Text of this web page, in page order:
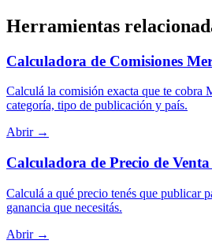
Herramientas
Calculadora de Comisiones
Calculá la comisión exacta que te cobra
categoría, tipo de publicación y país.
Abrir →
Calculadora de Precio de
Calculá a qué precio tenés que publicar
ganancia que necesitás.
Abrir →